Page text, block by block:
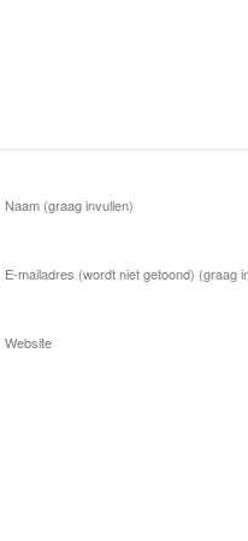
Naam (graag invullen)
E-mailadres (wordt niet getoond) (graag
Website